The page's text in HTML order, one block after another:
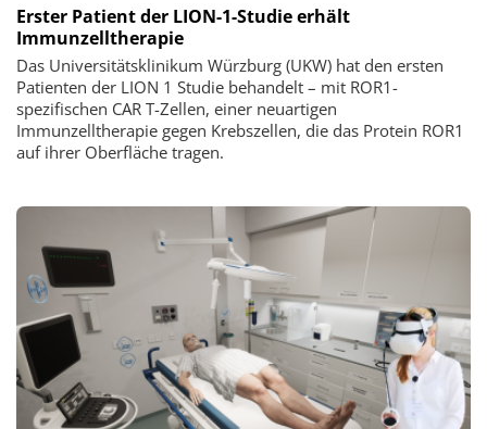
Erster Patient der LION-1-Studie erhält
Immunzelltherapie
Das Universitätsklinikum Würzburg (UKW) hat den ersten
Patienten der LION 1 Studie behandelt – mit ROR1-
spezifischen CAR T-Zellen, einer neuartigen
Immunzelltherapie gegen Krebszellen, die das Protein ROR1
auf ihrer Oberfläche tragen.